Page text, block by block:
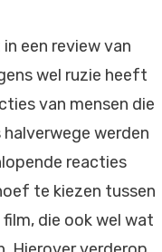
een review van
wel ruzie heeft
van mensen die
werden
reacties
te kiezen tussen
die ook wel wat